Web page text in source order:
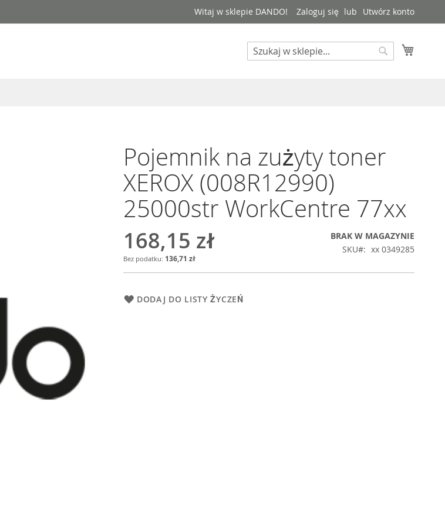
Witaj w sklepie DANDO! Zaloguj się Utwórz konto
Search
Pojemnik na zużyty toner
XEROX (008R12990)
25000str WorkCentre 77xx
168,15 zł
136,71 zł
BRAK W MAGAZYNIE
SKU
xx 0349285
DODAJ DO LISTY ŻYCZEŃ